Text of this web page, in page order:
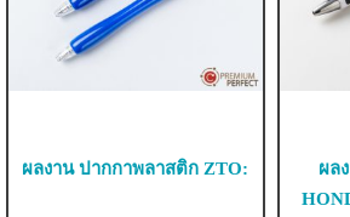
ผลงาน ปากกาพลาสติก ZTO:
ผล